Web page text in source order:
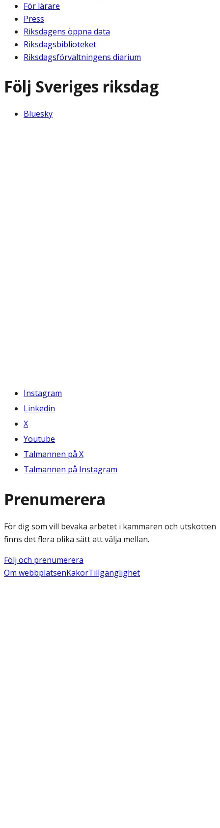
För lärare
Press
Riksdagens öppna data
Riksdagsbiblioteket
Riksdagsförvaltningens diarium
Följ Sveriges riksdag
Bluesky
Instagram
Linkedin
X
Youtube
Talmannen på X
Talmannen på Instagram
Prenumerera
För dig som vill bevaka arbetet i kammaren och utskotten
finns det flera olika sätt att välja mellan.
Följ och prenumerera
Om webbplatsenKakorTillgänglighet